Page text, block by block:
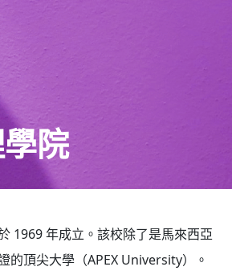
院
1969 年成立。 該校除了是馬來西亞
的頂尖大學（APEX University）。